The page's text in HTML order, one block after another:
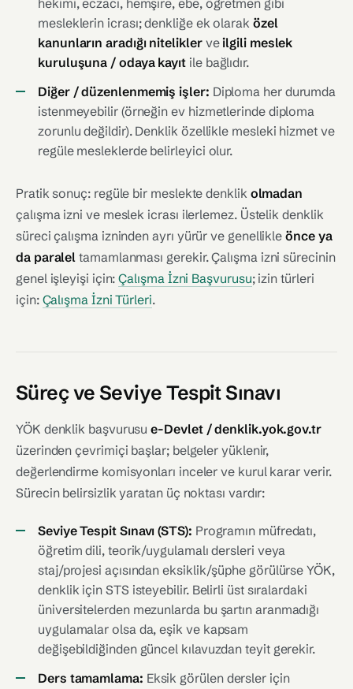
hekimi, eczacı, hemşire, ebe, öğretmen gibi
mesleklerin icrası; denkliğe ek olarak özel
kanunların aradığı niteliklerveilgili meslek
kuruluşuna / odaya kayıt ile bağlıdır.
Diğer / düzenlenmemiş işler: Diploma her durumda
istenmeyebilir (örneğin ev hizmetlerinde diploma
zorunlu değildir). Denklik özellikle mesleki hizmet ve
regüle mesleklerde belirleyici olur.
Pratik sonuç: regüle bir meslekte denklik olmadan
çalışma izni ve meslek icrası ilerlemez. Üstelik denklik
süreci çalışma izninden ayrı yürür ve genellikleönce ya
da paralel tamamlanması gerekir. Çalışma izni sürecinin
genel işleyişi için:Çalışma İzni Başvurusu; izin türleri
için: Çalışma İzni Türleri.
Süreç ve Seviye Tespit Sınavı
YÖK denklik başvurusue-Devlet / denklik.yok.gov.tr
üzerinden çevrimiçi başlar; belgeler yüklenir,
değerlendirme komisyonları inceler ve kurul karar verir.
Sürecin belirsizlik yaratan üç noktası vardır:
Seviye Tespit Sınavı (STS): Programın müfredatı,
öğretim dili, teorik/uygulamalı dersleri veya
staj/projesi açısından eksiklik/şüphe görülürse YÖK,
denklik için STS isteyebilir. Belirli üst sıralardaki
üniversitelerden mezunlarda bu şartın aranmadığı
uygulamalar olsa da, eşik ve kapsam
değişebildiğinden güncel kılavuzdan teyit gerekir.
Ders tamamlama: Eksik görülen dersler için